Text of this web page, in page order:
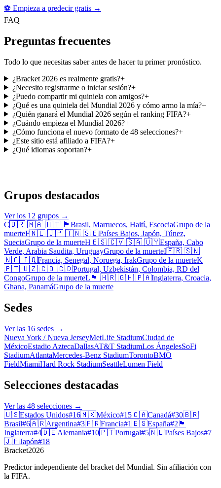
⚽ Empieza a predecir gratis →
FAQ
Preguntas frecuentes
Todo lo que necesitas saber antes de hacer tu primer pronóstico.
¿Bracket 2026 es realmente gratis?+
¿Necesito registrarme o iniciar sesión?+
¿Puedo compartir mi quiniela con amigos?+
¿Qué es una quiniela del Mundial 2026 y cómo armo la mía?+
¿Quién ganará el Mundial 2026 según el ranking FIFA?+
¿Cuándo empieza el Mundial 2026?+
¿Cómo funciona el nuevo formato de 48 selecciones?+
¿Este sitio está afiliado a FIFA?+
¿Qué idiomas soportan?+
Grupos destacados
Ver los 12 grupos →
C🇧🇷 🇲🇦 🇭🇹 🏴󠁧󠁢󠁳󠁣󠁴󠁿 Brasil, Marruecos, Haití, EscociaGrupo de la
muerteF🇳🇱 🇯🇵 🇹🇳 🇸🇪Países Bajos, Japón, Túnez,
SueciaGrupo de la muerteH🇪🇸 🇨🇻 🇸🇦 🇺🇾España, Cabo
Verde, Arabia Saudita, UruguayGrupo de la muerteI🇫🇷 🇸🇳
🇳🇴 🇮🇶Francia, Senegal, Noruega, IrakGrupo de la muerteK
🇵🇹 🇺🇿 🇨🇴 🇨🇩Portugal, Uzbekistán, Colombia, RD del
CongoGrupo de la muerteL 🏴󠁧󠁢󠁥󠁮󠁧󠁿 🇭🇷 🇬🇭 🇵🇦Inglaterra, Croacia,
Ghana, PanamáGrupo de la muerte
Sedes
Ver las 16 sedes →
Nueva York / Nueva JerseyMetLife StadiumCiudad de
MéxicoEstadio AztecaDallasAT&T StadiumLos ÁngelesSoFi
StadiumAtlantaMercedes-Benz StadiumTorontoBMO
FieldMiamiHard Rock StadiumSeattleLumen Field
Selecciones destacadas
Ver las 48 selecciones →
🇺🇸Estados Unidos#16🇲🇽México#15🇨🇦Canadá#30🇧🇷
Brasil#6🇦🇷Argentina#3🇫🇷Francia#1🇪🇸España#2 🏴󠁧󠁢󠁥󠁮󠁧󠁿
Inglaterra#4🇩🇪Alemania#10🇵🇹Portugal#5🇳🇱Países Bajos#7
🇯🇵Japón#18
Bracket2026
Predictor independiente del bracket del Mundial. Sin afiliación con
la FIFA.